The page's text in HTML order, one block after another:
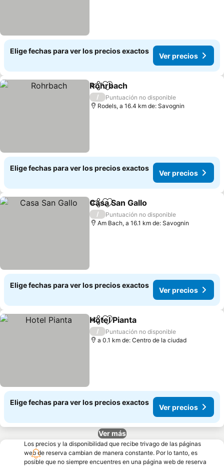
Elige fechas para ver los precios exactos
Ver precios
CompartirAgregar a favoritos
Rohrbach
/
Puntuación no disponible
Rodels, a 16.4 km de: Savognin
Elige fechas para ver los precios exactos
Ver precios
CompartirAgregar a favoritos
Casa San Gallo
/
Puntuación no disponible
Am Bach, a 16.1 km de: Savognin
Elige fechas para ver los precios exactos
Ver precios
CompartirAgregar a favoritos
Hotel Pianta
/
Puntuación no disponible
a 0.1 km de: Centro de la ciudad
Elige fechas para ver los precios exactos
Ver precios
Ver más
Los precios y la disponibilidad que recibe trivago de las páginas
web de reserva cambian de manera constante. Por lo tanto, es
posible que no siempre encuentres en una página web de reserva